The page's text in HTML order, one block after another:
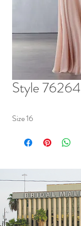
Style 76264
Size 16